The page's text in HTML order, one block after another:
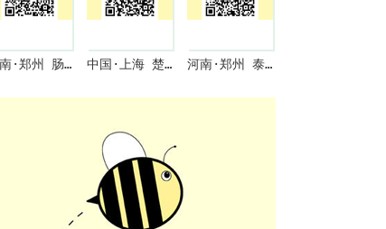
河南·郑州 肠润保 中国·上海 楚零微课堂 河南·郑州 泰合春包装商城